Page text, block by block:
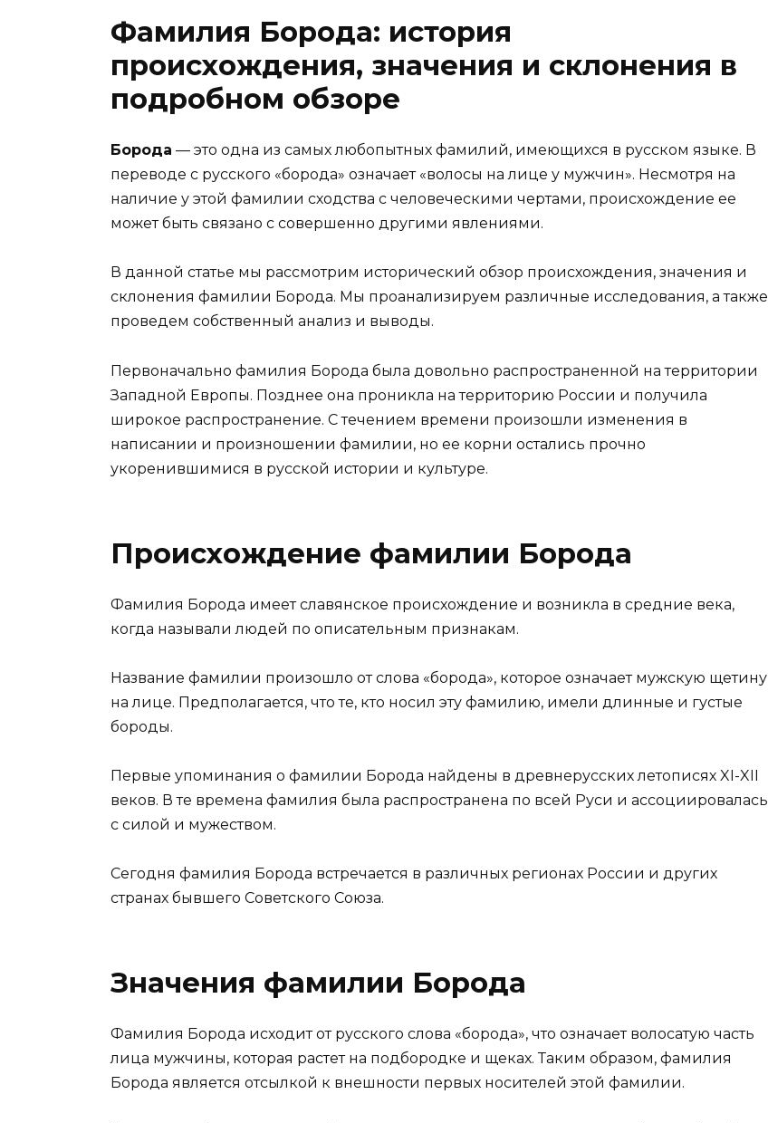
Фамилия Борода: история
происхождения, значения и склонения в
подробном обзоре
Борода — это одна из самых любопытных фамилий, имеющихся в русском языке. В
переводе с русского «борода» означает «волосы на лице у мужчин». Несмотря на
наличие у этой фамилии сходства с человеческими чертами, происхождение ее
может быть связано с совершенно другими явлениями.
В данной статье мы рассмотрим исторический обзор происхождения, значения и
склонения фамилии Борода. Мы проанализируем различные исследования, а также
проведем собственный анализ и выводы.
Первоначально фамилия Борода была довольно распространенной на территории
Западной Европы. Позднее она проникла на территорию России и получила
широкое распространение. С течением времени произошли изменения в
написании и произношении фамилии, но ее корни остались прочно
укоренившимися в русской истории и культуре.
Происхождение фамилии Борода
Фамилия Борода имеет славянское происхождение и возникла в средние века,
когда называли людей по описательным признакам.
Название фамилии произошло от слова «борода», которое означает мужскую щетину
на лице. Предполагается, что те, кто носил эту фамилию, имели длинные и густые
бороды.
Первые упоминания о фамилии Борода найдены в древнерусских летописях XI-XII
веков. В те времена фамилия была распространена по всей Руси и ассоциировалась
с силой и мужеством.
Сегодня фамилия Борода встречается в различных регионах России и других
странах бывшего Советского Союза.
Значения фамилии Борода
Фамилия Борода исходит от русского слова «борода», что означает волосатую часть
лица мужчины, которая растет на подбородке и щеках. Таким образом, фамилия
Борода является отсылкой к внешности первых носителей этой фамилии.